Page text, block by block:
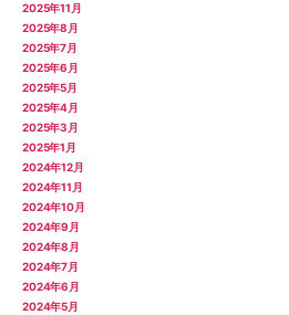
2025年11月
2025年8月
2025年7月
2025年6月
2025年5月
2025年4月
2025年3月
2025年1月
2024年12月
2024年11月
2024年10月
2024年9月
2024年8月
2024年7月
2024年6月
2024年5月